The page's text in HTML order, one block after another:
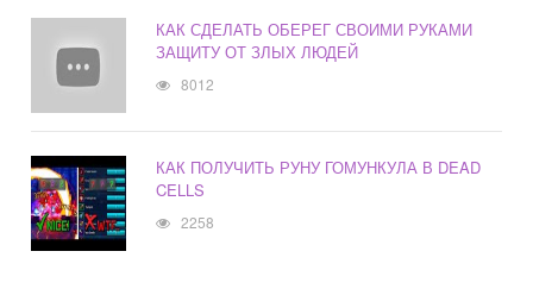
КАК СДЕЛАТЬ ОБЕРЕГ СВОИМИ РУКАМИ
ЗАЩИТУ ОТ ЗЛЫХ ЛЮДЕЙ
8012
КАК ПОЛУЧИТЬ РУНУ ГОМУНКУЛА В DEAD
CELLS
2258